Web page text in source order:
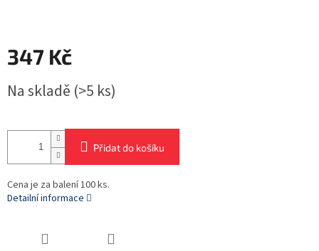
347 Kč
cena:
Na skladě (>5 ks)
Přidat do košíku
Cena je za balení 100 ks.
Detailní informace